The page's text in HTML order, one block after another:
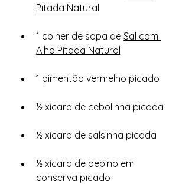
Pitada Natural
1 colher de sopa de Sal com
Alho Pitada Natural
1 pimentão vermelho picado
½ xícara de cebolinha picada
½ xícara de salsinha picada
½ xícara de pepino em
conserva picado